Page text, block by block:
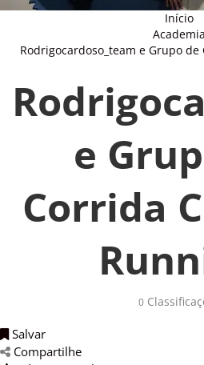
Início
Academia
Rodrigocardoso_team e Grupo
e
Corrida
0
Salvar
Compartilhe